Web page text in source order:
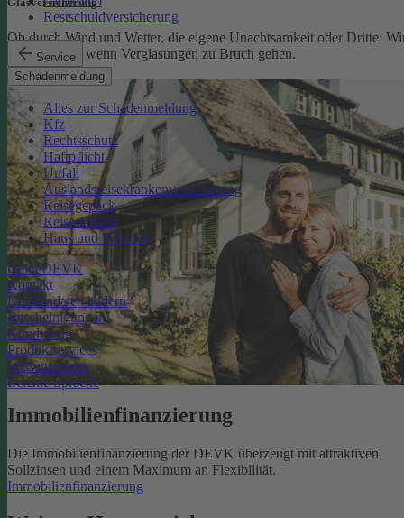
Restschuldversicherung
Service
Schadenmeldung
Alles zur Schadenmeldung
Kfz
Rechtsschutz
Haftpflicht
Unfall
Auslandsreisekrankenversicherung
Reisegepäck
Reiserücktritt
Haus und Wohnen
meineDEVK
Kontakt
Kundendaten ändern
Bescheinigungen
Kündigung
Produktservices
Wissenswertes
Leichte Sprache
Ob durch Wind und Wetter, die eigene Unachtsamkeit oder Dritte:
schützen Sie, wenn Verglasungen zu Bruch gehen.
Glasversicherung
Immobilienfinanzierung
Die Immobilienfinanzierung der DEVK überzeugt mit attraktiven
Sollzinsen und einem Maximum an Flexibilität.
Immobilienfinanzierung